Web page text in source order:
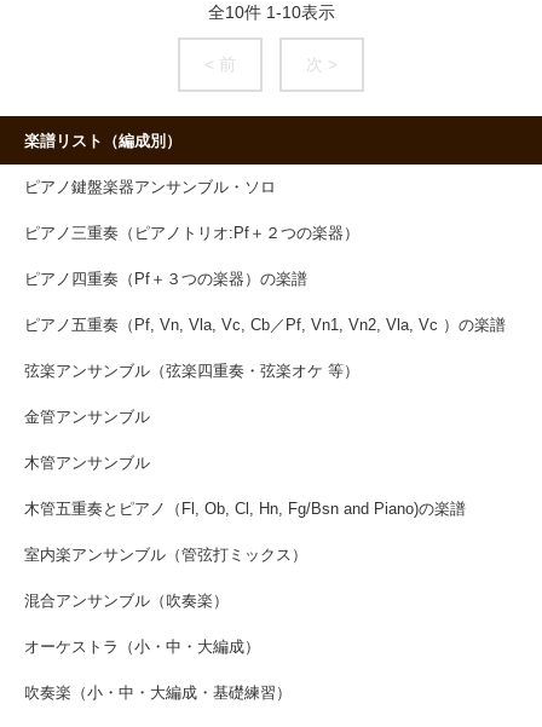
全10件 1-10表示
< 前 次 >
楽譜リスト（編成別）
ピアノ鍵盤楽器アンサンブル・ソロ
ピアノ三重奏（ピアノトリオ:Pf＋２つの楽器）
ピアノ四重奏（Pf＋３つの楽器）の楽譜
ピアノ五重奏（Pf, Vn, Vla, Vc, Cb／Pf, Vn1, Vn2, Vla, Vc ）の楽譜
弦楽アンサンブル（弦楽四重奏・弦楽オケ 等）
金管アンサンブル
木管アンサンブル
木管五重奏とピアノ（Fl, Ob, Cl, Hn, Fg/Bsn and Piano)の楽譜
室内楽アンサンブル（管弦打ミックス）
混合アンサンブル（吹奏楽）
オーケストラ（小・中・大編成）
吹奏楽（小・中・大編成・基礎練習）